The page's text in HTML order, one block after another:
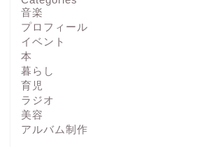
音楽
プロフィール
イベント
本
暮らし
育児
ラジオ
美容
アルバム制作